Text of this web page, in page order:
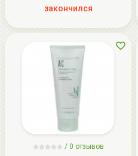
закончился
/ 0 отзывов